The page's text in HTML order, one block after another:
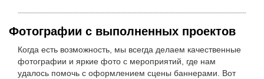
Фотографии с выполненных проектов
Когда есть возможность, мы всегда делаем качественные
фотографии и яркие фото с мероприятий, где нам
удалось помочь с оформлением сцены баннерами. Вот